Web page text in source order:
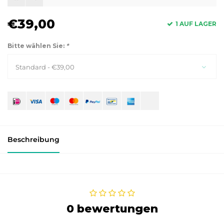
€39,00 1 AUF LAGER
Bitte wählen Sie: *
Standard - €39,00
Beschreibung
0 bewertungen